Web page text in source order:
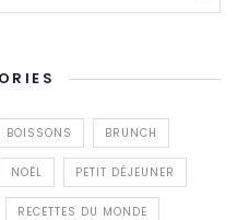
BOISSONS BRUNCH
NOËL PETIT DÉJEUNER
RECETTES DU MONDE